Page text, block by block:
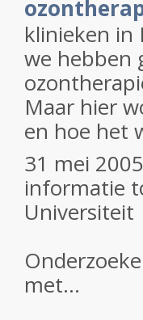
klinieken in
we hebben
Maar hier
en hoe het
31 mei
informatie
Universiteit
met...